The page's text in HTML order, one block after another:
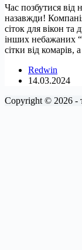
Час позбутися від
назавжди!
сіток для вікон та
інших небажаних
сітки від комарів,
Redwin
14.03.2024
Copyright © 2026 -